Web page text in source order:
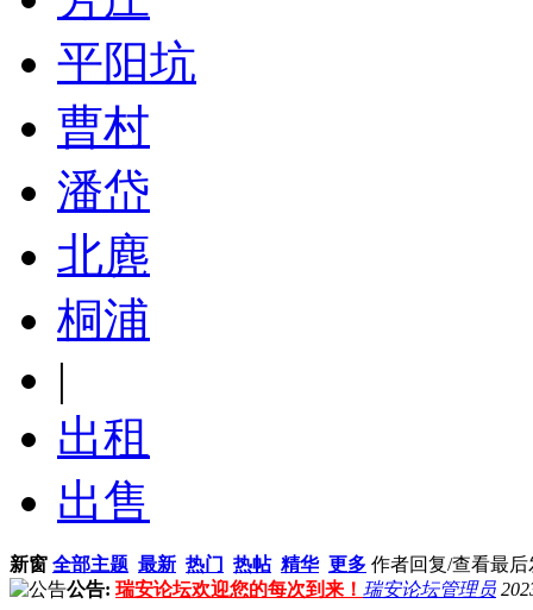
平阳坑
曹村
潘岱
北麂
桐浦
|
出租
出售
新窗 全部主题 最新 热门 热帖 精华 更多 作者回复/查看最后
公告: 瑞安论坛欢迎您的每次到来！ 瑞安论坛管理员